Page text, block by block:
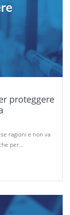
proteggere
ragioni e non va
per…